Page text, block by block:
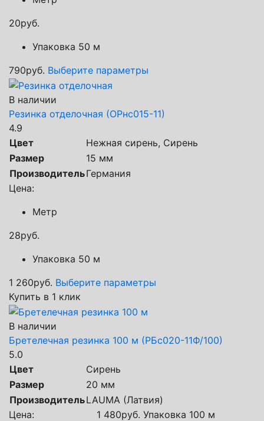
20руб.
Упаковка 50 м
790руб. Выберите параметры
В наличии
Резинка отделочная (ОРнс015-11)
4.9
Цвет
Нежная сирень, Сирень
Размер
15 мм
ПроизводительГермания
Цена:
Метр
28руб.
Упаковка 50 м
1 260руб. Выберите параметры
Купить в 1 клик
В наличии
Бретелечная резинка 100 м (РБс020-11Ф/100)
5.0
Цвет
Сирень
Размер
20 мм
ПроизводительLAUMA (Латвия)
Цена:
1 480руб. Упаковка 100 м